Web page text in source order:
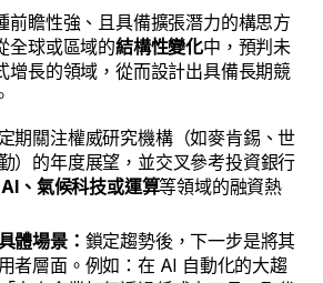
前瞻性強、且具備擴張潛力的構思方
全球或區域的結構性變化中，預判未
增長的領域，從而設計出具備長期競
定期關注權威研究機構（如麥肯錫、世
）的年度展望，並交叉參考投資銀行
AI、氣候科技或運算等領域的融資熱
體場景： 鎖定趨勢後，下一步是將其
者層面。例如：在 AI 自動化的大趨